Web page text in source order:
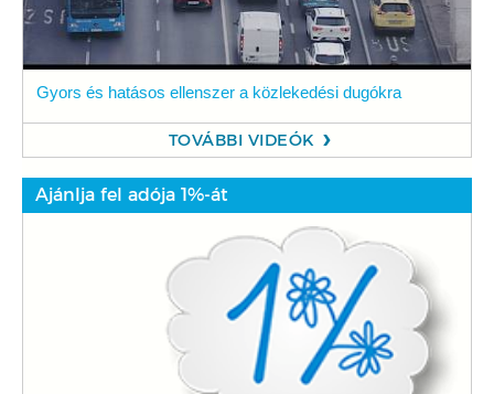
Gyors és hatásos ellenszer a közlekedési dugókra
TOVÁBBI VIDEÓK
Ajánlja fel adója 1%-át